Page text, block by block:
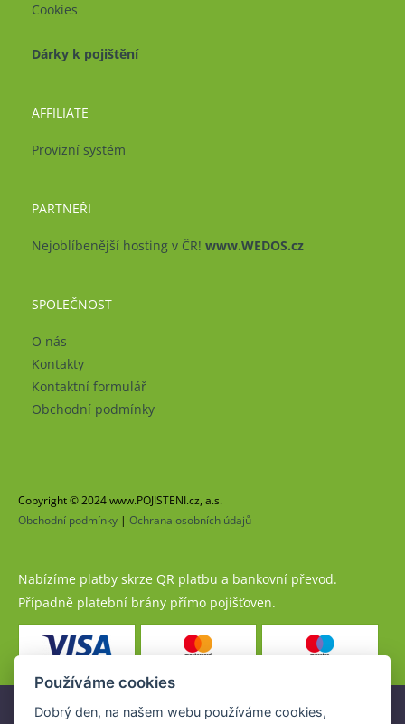
Cookies
Dárky k pojištění
AFFILIATE
Provizní systém
PARTNEŘI
Nejoblíbenější hosting v ČR! www.WEDOS.cz
SPOLEČNOST
O nás
Kontakty
Kontaktní formulář
Obchodní podmínky
Copyright © 2024 www.POJISTENI.cz, a.s.
Obchodní podmínky | Ochrana osobních údajů
Nabízíme platby skrze QR platbu a bankovní převod.
Případně platební brány přímo pojišťoven.
Pojistné produkty jsou nabízeny společností
Používáme cookies
Dobrý den, na našem webu používáme cookies,